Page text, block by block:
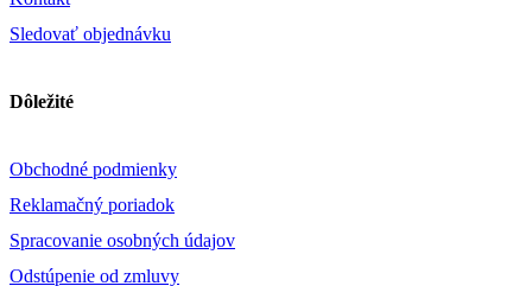
Sledovať objednávku
Dôležité
Obchodné podmienky
Reklamačný poriadok
Spracovanie osobných údajov
Odstúpenie od zmluvy